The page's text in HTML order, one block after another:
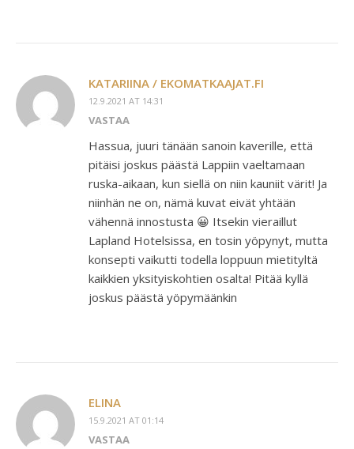
KATARIINA / EKOMATKAAJAT.FI
12.9.2021 AT 14:31
VASTAA
Hassua, juuri tänään sanoin kaverille, että
pitäisi joskus päästä Lappiin vaeltamaan
ruska-aikaan, kun siellä on niin kauniit värit! Ja
niinhän ne on, nämä kuvat eivät yhtään
vähennä innostusta 😀 Itsekin vieraillut
Lapland Hotelsissa, en tosin yöpynyt, mutta
konsepti vaikutti todella loppuun mietityltä
kaikkien yksityiskohtien osalta! Pitää kyllä
joskus päästä yöpymäänkin
ELINA
15.9.2021 AT 01:14
VASTAA